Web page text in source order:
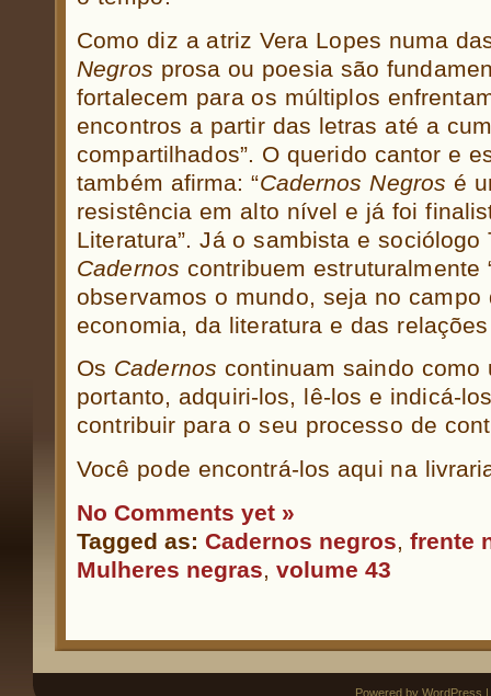
Como diz a atriz Vera Lopes numa
Negros prosa ou poesia são
fortalecem para os múltiplos
encontros a partir das letras até a
compartilhados”. O querido cantor e
também afirma: “Cadernos Negros é
resistência em alto nível e já foi
Literatura”. Já o sambista e
Cadernos contribuem estruturalmente
observamos o mundo, seja no campo
economia, da literatura e das
Os Cadernos continuam saindo
portanto, adquiri-los, lê-los e indicá-
contribuir para o seu processo de
Você pode encontrá-los aqui na
No Comments yet »
Tagged as: Cadernos negros, frente
Mulheres negras, volume 43
Powered by WordPress |